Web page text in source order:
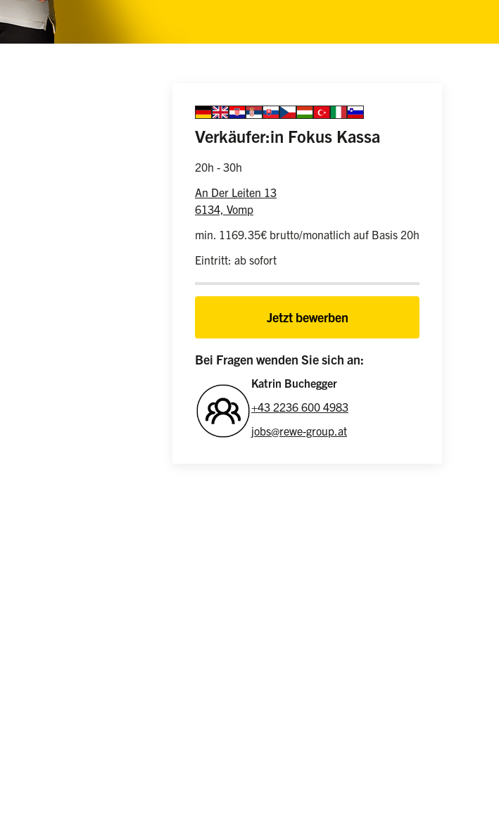
Sprache auswählen
german
englishcroatian
serbianslovakian
czechhungarian
turkishitalianslovenian
Verkäufer:in Fokus Kassa
20h - 30h
An Der Leiten 13
6134, Vomp
min. 1169.35€ brutto/monatlich auf Basis 20h
Eintritt: ab sofort
Jetzt bewerben
Bei Fragen wenden Sie sich an:
Katrin Buchegger
+43 2236 600 4983
jobs@rewe-group.at